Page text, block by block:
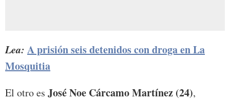
Lea: A prisión seis detenidos con droga en La
Mosquitia
El otro es José Noe Cárcamo Martínez (24),